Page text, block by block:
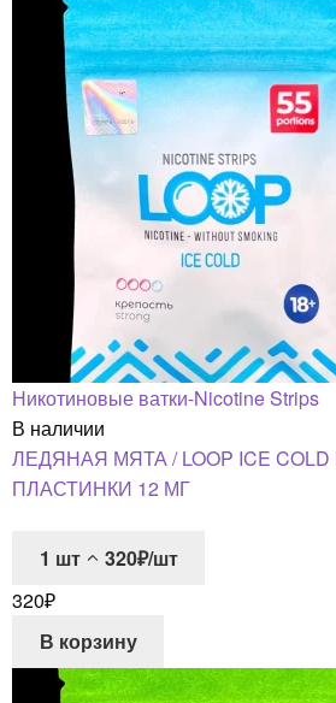
Никотиновые ватки-Nicotine Strips
В наличии
ЛЕДЯНАЯ МЯТА / LOOP ICE
ПЛАСТИНКИ 12 МГ
1 шт
320₽/шт
320₽
В корзину